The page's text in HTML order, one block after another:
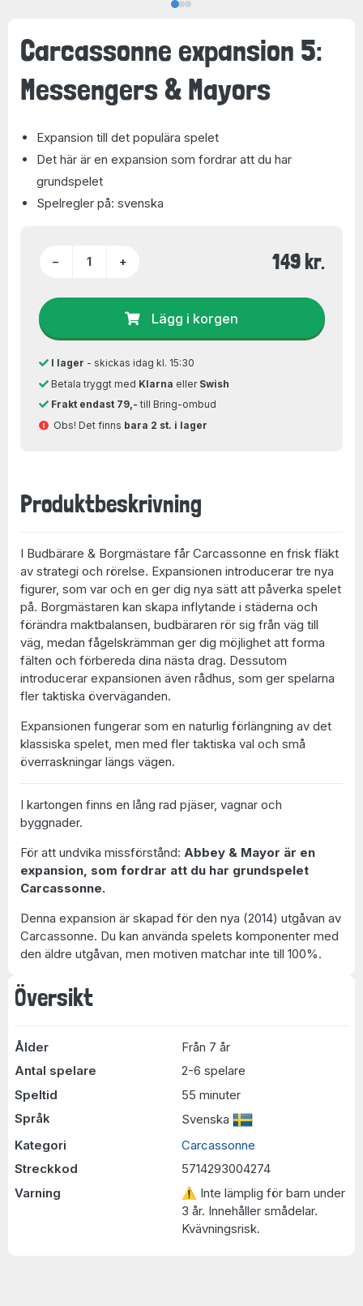
Översikt
Ålder
Från 7 år
Antal spelare
2-6 spelare
Speltid
55 minuter
Språk
Svenska
Kategori
Carcassonne
Streckkod
5714293004274
Varning
⚠ Inte lämplig för barn under
3 år. Innehåller smådelar.
Kvävningsrisk.
Carcassonne expansion 5:
Messengers & Mayors
Expansion till det populära spelet
Det här är en expansion som fordrar att du har
grundspelet
Spelregler på: svenska
− + 149 kr.
Lägg i korgen
I lager - skickas idag kl. 15:30
Betala tryggt med Klarna eller Swish
Frakt endast 79,- till Bring-ombud
Obs! Det finns bara 2 st. i lager
Produktbeskrivning
I Budbärare & Borgmästare får Carcassonne en frisk fläkt
av strategi och rörelse. Expansionen introducerar tre nya
figurer, som var och en ger dig nya sätt att påverka spelet
på. Borgmästaren kan skapa inflytande i städerna och
förändra maktbalansen, budbäraren rör sig från väg till
väg, medan fågelskrämman ger dig möjlighet att forma
fälten och förbereda dina nästa drag. Dessutom
introducerar expansionen även rådhus, som ger spelarna
fler taktiska överväganden.
Expansionen fungerar som en naturlig förlängning av det
klassiska spelet, men med fler taktiska val och små
överraskningar längs vägen.
I kartongen finns en lång rad pjäser, vagnar och
byggnader.
För att undvika missförstånd: Abbey & Mayor är en
expansion, som fordrar att du har grundspelet
Carcassonne.
Denna expansion är skapad för den nya (2014) utgåvan av
Carcassonne. Du kan använda spelets komponenter med
den äldre utgåvan, men motiven matchar inte till 100%.